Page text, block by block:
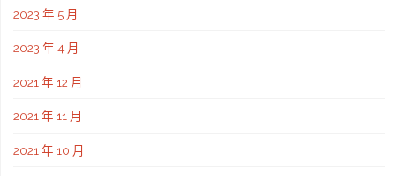
2023 年 5 月
2023 年 4 月
2021 年 12 月
2021 年 11 月
2021 年 10 月